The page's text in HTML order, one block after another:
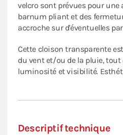
velcro sont prévues pour une
barnum pliant et des
accroche sur d'éventuelles
Cette cloison transparente
du vent et/ou de la pluie,
luminosité et visibilité.
Descriptif technique